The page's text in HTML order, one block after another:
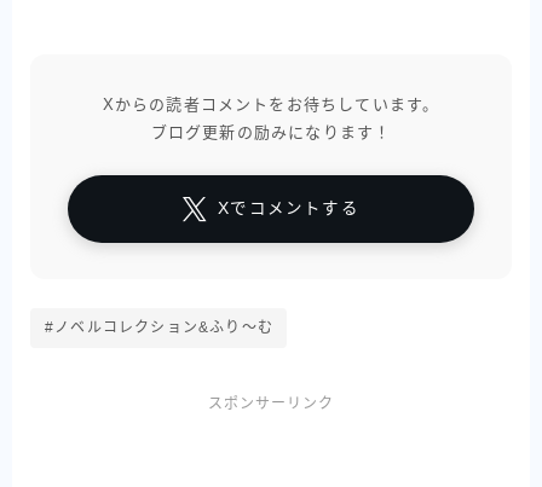
Xからの読者コメントをお待ちしています。
ブログ更新の励みになります！
Xでコメントする
#ノベルコレクション&ふり〜む
スポンサーリンク